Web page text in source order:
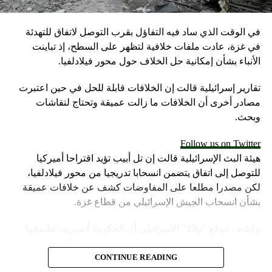
المصدر: رويترز + وسائل إعلام سعودية
RELATED TOPICS:
UP
عليها
DON'T MISS
أول رد قطري على تصريحات محمد بن سلمان الأخيرة
في الوقت الذي ساد فيه التفاؤل بقرب التوصل لاتفاق للتهدئة
في غزة، عادت ملفات خلافية لتظهر على السطح، إذ تباينت
الأنباء بشأن إمكانية حل الخلاف حول محور فيلادلفيا.
تقارير إسرائيلية قالت إن الخلافات قابلة للحل في حين اعتبرت
مصادر أخرى أن الخلافات ما زالت عميقة وتحتاج لنقاشات
وبحث.
Follow us on Twitter
هيئة البث الإسرائيلية قالت إن تل أبيب تؤيد اقتراحا أميركيا
للتوصل إلى اتفاق يتضمن انسحابا تدريجيا من محور فيلادلفيا،
لكن مصدرا مطلعا على المفاوضات كشف عن خلافات عميقة
بشأن انسحاب الجيش الإسرائيلي من قطاع غزة.
موقف إسرائيل في محادثات الهدنة.
CONTINUE READING